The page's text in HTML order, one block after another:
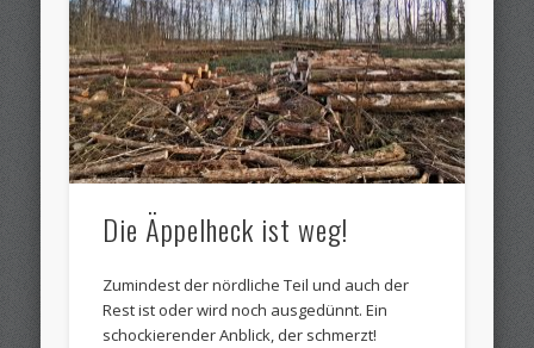
Die Äppelheck ist weg!
Zumindest der nördliche Teil und auch der
Rest ist oder wird noch ausgedünnt. Ein
schockierender Anblick, der schmerzt!